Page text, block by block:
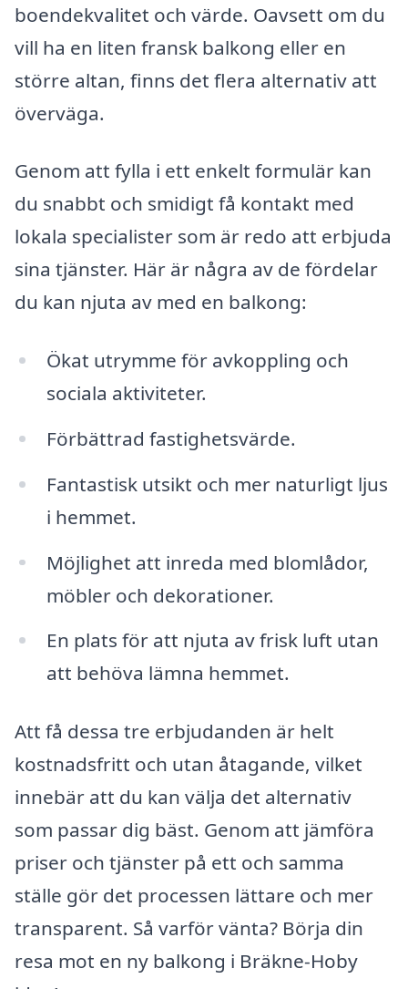
boendekvalitet och värde. Oavsett om du
vill ha en liten fransk balkong eller en
större altan, finns det flera alternativ att
överväga.
Genom att fylla i ett enkelt formulär kan
du snabbt och smidigt få kontakt med
lokala specialister som är redo att erbjuda
sina tjänster. Här är några av de fördelar
du kan njuta av med en balkong:
Ökat utrymme för avkoppling och
sociala aktiviteter.
Förbättrad fastighetsvärde.
Fantastisk utsikt och mer naturligt ljus
i hemmet.
Möjlighet att inreda med blomlådor,
möbler och dekorationer.
En plats för att njuta av frisk luft utan
att behöva lämna hemmet.
Att få dessa tre erbjudanden är helt
kostnadsfritt och utan åtagande, vilket
innebär att du kan välja det alternativ
som passar dig bäst. Genom att jämföra
priser och tjänster på ett och samma
ställe gör det processen lättare och mer
transparent. Så varför vänta? Börja din
resa mot en ny balkong i Bräkne-Hoby